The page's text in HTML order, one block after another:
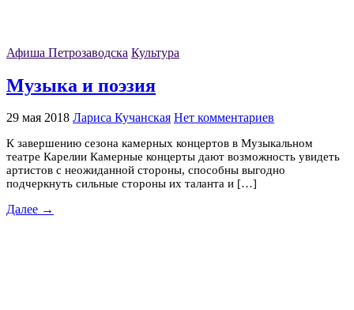
Афиша Петрозаводска Культура
Музыка и поэзия
29 мая 2018 Лариса Кучанская Нет комментариев
К завершению сезона камерных концертов в Музыкальном
театре Карелии Камерные концерты дают возможность увидеть
артистов с неожиданной стороны, способны выгодно
подчеркнуть сильные стороны их таланта и […]
Далее →